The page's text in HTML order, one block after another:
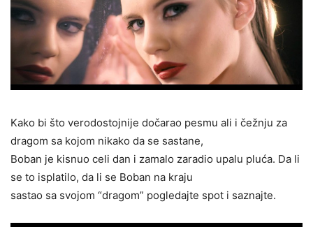
Kako bi što verodostojnije dočarao pesmu ali i čežnju za
dragom sa kojom nikako da se sastane,
Boban je kisnuo celi dan i zamalo zaradio upalu pluća. Da li
se to isplatilo, da li se Boban na kraju
sastao sa svojom “dragom” pogledajte spot i saznajte.